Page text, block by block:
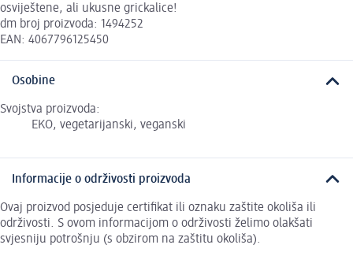
osviještene, ali ukusne grickalice!
dm broj proizvoda: 1494252
EAN: 4067796125450
Osobine
Svojstva proizvoda:
EKO, vegetarijanski, veganski
Informacije o održivosti proizvoda
Ovaj proizvod posjeduje certifikat ili oznaku zaštite okoliša ili
održivosti. S ovom informacijom o održivosti želimo olakšati
svjesniju potrošnju (s obzirom na zaštitu okoliša).